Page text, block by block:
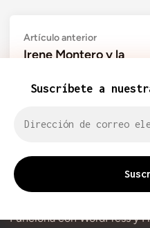
Suscríbete a
Navegación
de
entradas
Artículo anteriorArtículo
anterior:
Irene Montero y la
cajera es el odio a la
Funciona conWordPressy